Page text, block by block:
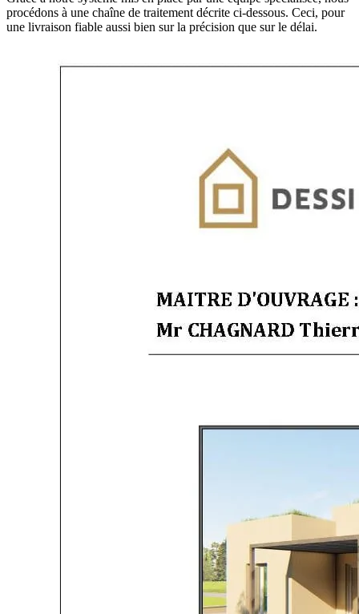
procédons à une chaîne de traitement décrite ci-dessous. Ceci, pour
une livraison fiable aussi bien sur la précision que sur le délai.